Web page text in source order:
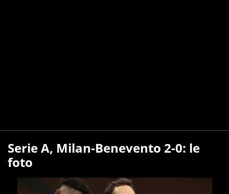
Serie A, Milan-Benevento 2-0: le
foto